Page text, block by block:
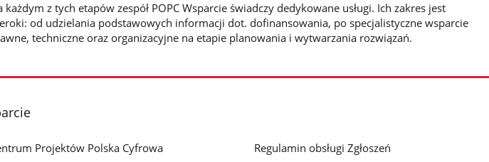
każdym z tych etapów zespół POPC Wsparcie świadczy dedykowane usługi. Ich zakres jest
od udzielania podstawowych informacji dot. dofinansowania, po specjalistyczne wsparcie
techniczne oraz organizacyjne na etapie planowania i wytwarzania rozwiązań.
Projektów Polska Cyfrowa
Regulamin obsługi Zgłoszeń